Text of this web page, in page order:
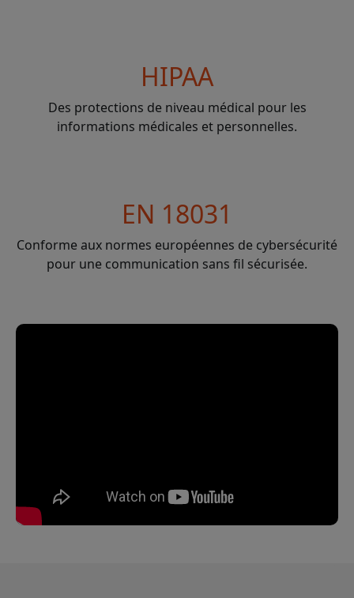
HIPAA
Des protections de niveau médical pour les
informations médicales et personnelles.
EN 18031
Conforme aux normes européennes de cybersécurité
pour une communication sans fil sécurisée.